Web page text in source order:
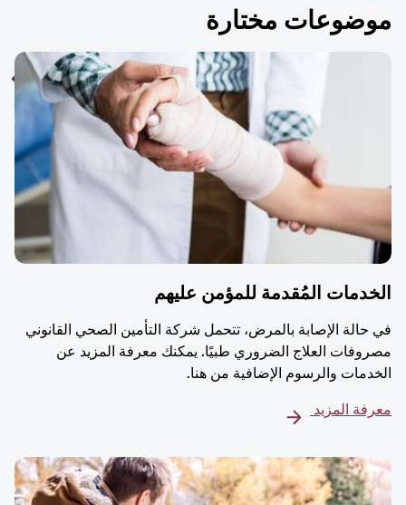
مختارة
المُقدمة للمؤمن عليهم
الإصابة بالمرض، تتحمل شركة التأمين الصحي القانوني
العلاج الضروري طبيًا. يمكنك معرفة المزيد عن
والرسوم الإضافية من هنا.
المزيد